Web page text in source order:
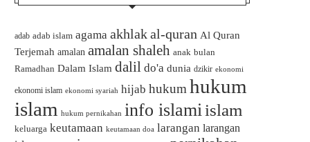
adab adab islam agama akhlakal-quran Al Quran
Terjemah amalan amalan shaleh anak bulan
Ramadhan Dalam Islam dalil do'a dunia dzikir ekonomi
ekonomi islam ekonomi syariah hijab hukum hukum
islam hukum pernikahan info islamiislam
keluarga keutamaan keutamaan doa larangan larangan